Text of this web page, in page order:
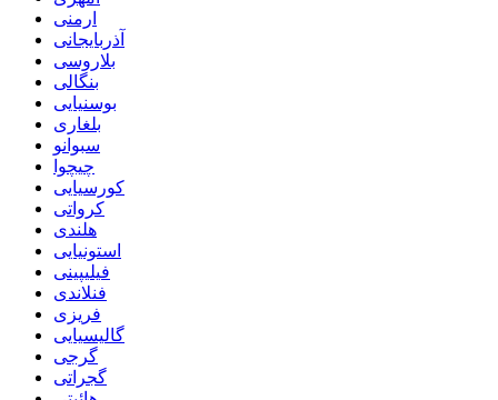
ارمنی
آذربایجانی
بلاروسی
بنگالی
بوسنیایی
بلغاری
سبوانو
چیچوا
کورسیایی
کرواتی
هلندی
استونیایی
فیلیپینی
فنلاندی
فریزی
گالیسیایی
گرجی
گجراتی